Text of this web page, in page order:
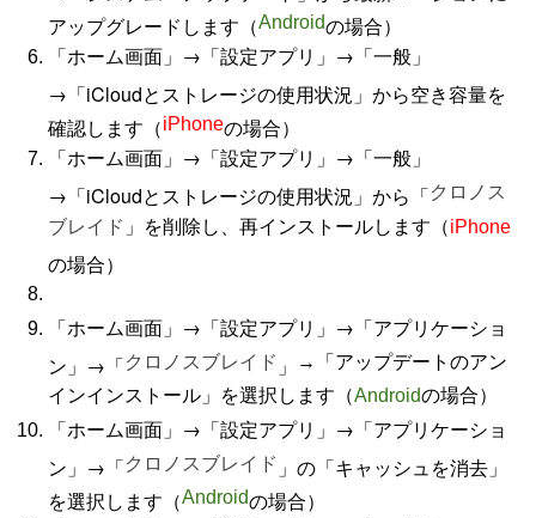
アップグレードします（Androidの場合）
「ホーム画面」→「設定アプリ」→「一般」
→「iCloudとストレージの使用状況」から空き容量を
確認します（iPhoneの場合）
「ホーム画面」→「設定アプリ」→「一般」
→「iCloudとストレージの使用状況」から「クロノス
ブレイド 」を削除し、再インストールします（iPhone
の場合）
「ホーム画面」→「設定アプリ」→「アプリケーショ
ン」→「クロノスブレイド 」
→「アップデートのアン
インインストール」を選択します（Androidの場合）
「ホーム画面」→「設定アプリ」→「アプリケーショ
ン」→「クロノスブレイド 」の「キャッシュを消去」
を選択します（Androidの場合）